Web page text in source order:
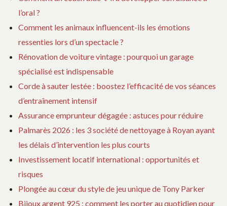
l’oral ?
Comment les animaux influencent-ils les émotions
ressenties lors d’un spectacle ?
Rénovation de voiture vintage : pourquoi un garage
spécialisé est indispensable
Corde à sauter lestée : boostez l’efficacité de vos séances
d’entraînement intensif
Assurance emprunteur dégagée : astuces pour réduire
Palmarès 2026 : les 3 société de nettoyage à Royan ayant
les délais d’intervention les plus courts
Investissement locatif international : opportunités et
risques
Plongée au cœur du style de jeu unique de Tony Parker
Bijoux argent 925 : comment les porter au quotidien pour